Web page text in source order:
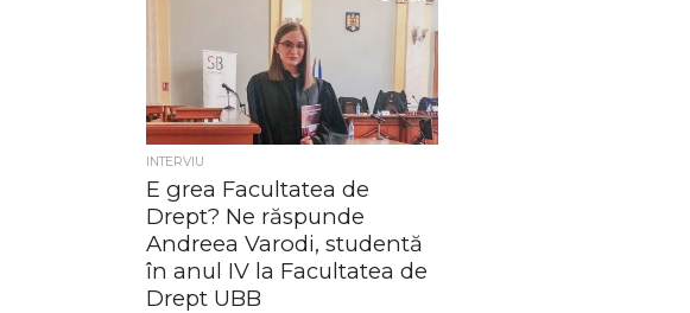
INTERVIU
E grea Facultatea de
Drept? Ne răspunde
Andreea Varodi, studentă
în anul IV la Facultatea de
Drept UBB